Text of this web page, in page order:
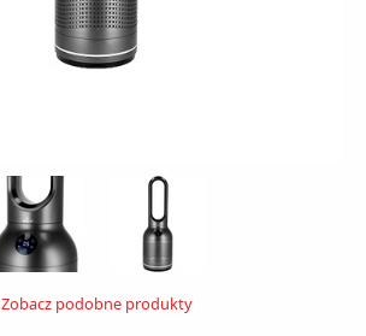
Zobacz podobne produkty